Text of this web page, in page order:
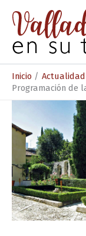
contenido
Inicio
Actualidad
Programación de